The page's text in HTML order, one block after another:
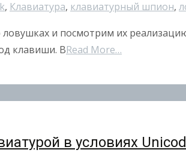
, Клавиатура, клавиатурный шпион,
ловушках и посмотрим их
клавиши. ВRead More…
в условиях